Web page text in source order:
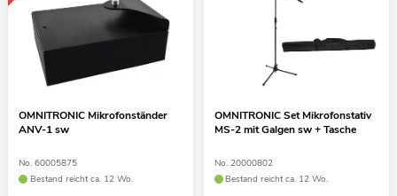
OMNITRONIC Mikrofonständer
ANV-1 sw
No. 60005875
Bestand reicht ca. 12 Wo.
OMNITRONIC Set Mikrofonstativ
MS-2 mit Galgen sw + Tasche
No. 20000802
Bestand reicht ca. 12 Wo.